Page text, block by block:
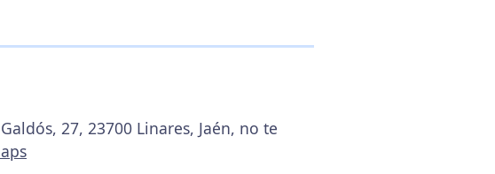
27, 23700 Linares, Jaén, no te